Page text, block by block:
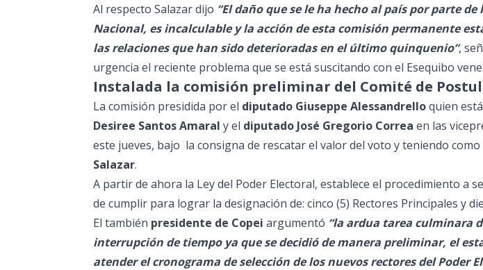
Al respecto Salazar dijo “El daño que se le ha hecho al país por parte
Nacional, es incalculable y la acción de esta comisión permanente
las relaciones que han sido deterioradas en el último quinquenio”,
urgencia el reciente problema que se está suscitando con el Esequibo
Instalada la comisión preliminar del Comité de
La comisión presidida por el diputado Giuseppe Alessandrelloquien
Desiree Santos Amaral y el diputado José Gregorio Correa en las
este jueves, bajo la consigna de rescatar el valor del voto y teniendo
Salazar.
A partir de ahora la Ley del Poder Electoral, establece el procedimiento a
de cumplir para lograr la designación de: cinco (5) Rectores Principales y
El también presidente de Copei argumentó “la ardua tarea culminara
interrupción de tiempo ya que se decidió de manera preliminar, el
atender el cronograma de selección de los nuevos rectores del Poder